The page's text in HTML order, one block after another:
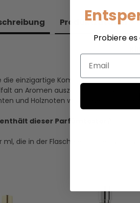
Produkt­zutaten
die einzigartige Kombination von
an Aromen auszeichnet. Dieser
und Holznoten wird dieser Eau de
dieser Parfümtester?
ml, die in der Flasche enthalten sind,
Probiere
Email